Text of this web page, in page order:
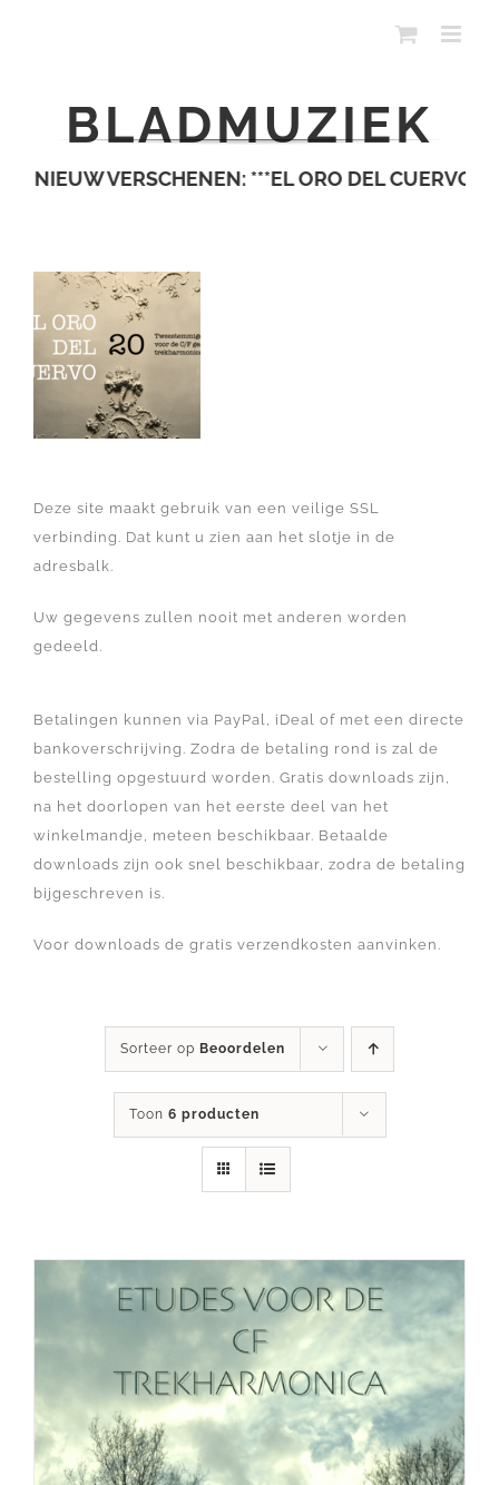
BLADMUZIEK
VERSCHENEN: ***EL ORO DEL CUERVO***
Deze site maakt gebruik van een veilige SSL
verbinding. Dat kunt u zien aan het slotje in de
adresbalk.
Uw gegevens zullen nooit met anderen worden
gedeeld.
Betalingen kunnen via PayPal, iDeal of met een directe
bankoverschrijving. Zodra de betaling rond is zal de
bestelling opgestuurd worden. Gratis downloads zijn,
na het doorlopen van het eerste deel van het
winkelmandje, meteen beschikbaar. Betaalde
downloads zijn ook snel beschikbaar, zodra de betaling
bijgeschreven is.
Voor downloads de gratis verzendkosten aanvinken.
Sorteer op Beoordelen
Toon 6 producten